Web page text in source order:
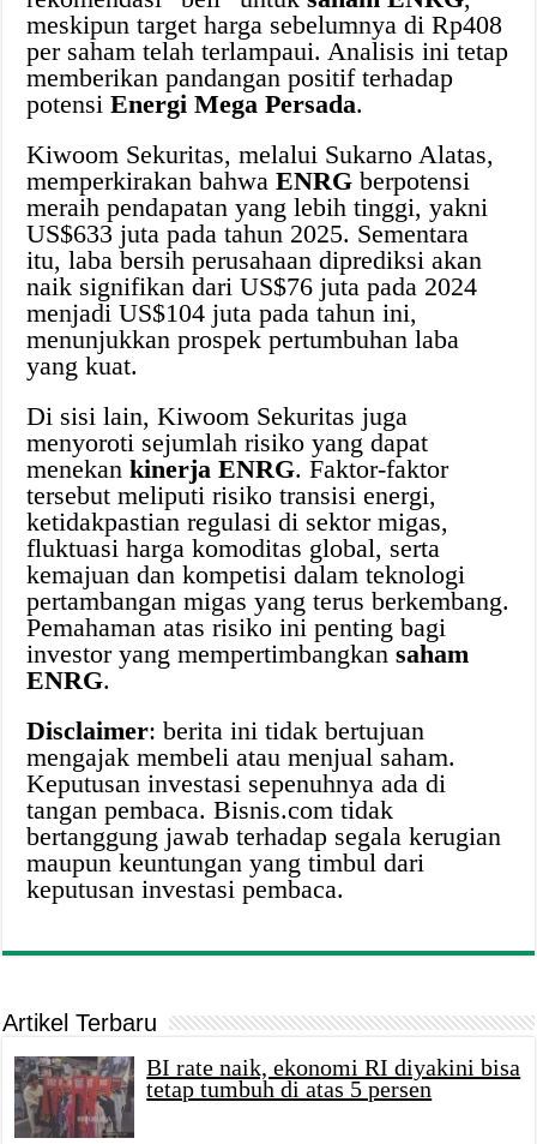
meskipun target harga sebelumnya di Rp408
per saham telah terlampaui. Analisis ini tetap
memberikan pandangan positif terhadap
potensiEnergi Mega Persada.
Kiwoom Sekuritas, melalui Sukarno Alatas,
memperkirakan bahwaENRG berpotensi
meraih pendapatan yang lebih tinggi, yakni
US$633 juta pada tahun 2025. Sementara
itu, laba bersih perusahaan diprediksi akan
naik signifikan dari US$76 juta pada 2024
menjadi US$104 juta pada tahun ini,
menunjukkan prospek pertumbuhan laba
yang kuat.
Di sisi lain, Kiwoom Sekuritas juga
menyoroti sejumlah risiko yang dapat
menekankinerja ENRG. Faktor-faktor
tersebut meliputi risiko transisi energi,
ketidakpastian regulasi di sektor migas,
fluktuasi harga komoditas global, serta
kemajuan dan kompetisi dalam teknologi
pertambangan migas yang terus berkembang.
Pemahaman atas risiko ini penting bagi
investor yang mempertimbangkansaham
ENRG.
Disclaimer: berita ini tidak bertujuan
mengajak membeli atau menjual saham.
Keputusan investasi sepenuhnya ada di
tangan pembaca. Bisnis.com tidak
bertanggung jawab terhadap segala kerugian
maupun keuntungan yang timbul dari
keputusan investasi pembaca.
Artikel Terbaru
BI rate naik, ekonomi RI diyakini bisa
tetap tumbuh di atas 5 persen